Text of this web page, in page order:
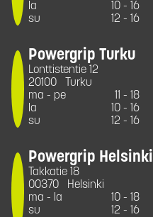
la
10 - 16
su
12 - 16
Powergrip Turku
Lonttistentie 12
20100
Turku
ma - pe
11 - 18
la
10 - 16
su
12 - 16
Powergrip Helsinki
Takkatie 18
00370
Helsinki
ma - la
10 - 18
su
12 - 16